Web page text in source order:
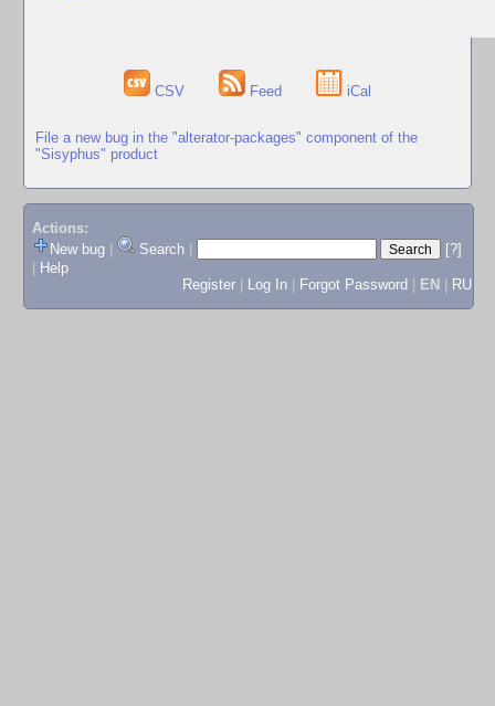
CSV Feed iCal
File a new bug in the "alterator-packages" component of the
"Sisyphus" product
Actions:
New bug
Search
[?]
Help
Register
Log In Forgot Password EN RU